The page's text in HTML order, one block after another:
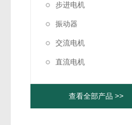
步进电机
振动器
交流电机
直流电机
查看全部产品 >>